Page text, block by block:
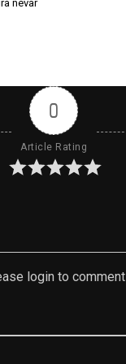
nevar
0
Article Rating
login to comment